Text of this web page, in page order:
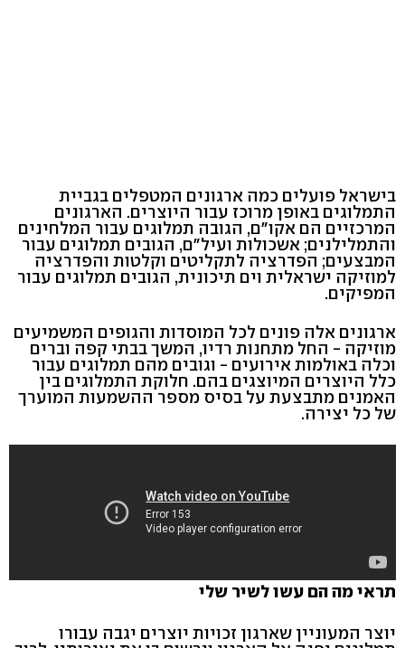
בישראל פועלים כמה ארגונים המטפלים בגביית
התמלוגים באופן מרוכז עבור היוצרים. הארגונים
המרכזיים הם אקו"ם, הגובה תמלוגים עבור המלחינים
והתמלילנים; אשכולות ועיל"ם, הגובים תמלוגים עבור
המבצעים; הפדרציה לתקליטים וקלטות והפדרציה
למוזיקה ישראלית וים תיכונית, הגובים תמלוגים עבור
המפיקים.
ארגונים אלה פונים לכל המוסדות והגופים המשמיעים
מוזיקה - החל מתחנות רדיו, המשך בבתי קפה וברים
וכלה באולמות אירועים - וגובים מהם תמלוגים עבור
כלל היוצרים המיוצגים בהם. חלוקת התמלוגים בין
האמנים מתבצעת על בסיס מספר ההשמעות המוערך
של כל יצירה.
תראי מה הם עשו לשיר שלי
יוצר המעוניין שארגון זכויות יוצרים יגבה עבורו